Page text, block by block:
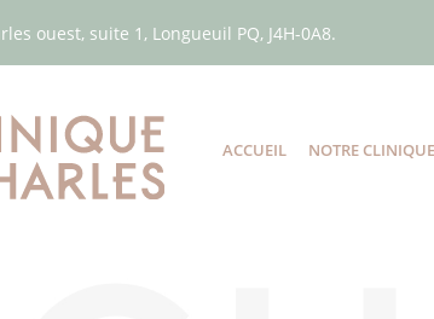
ouest, suite 1, Longueuil PQ, J4H-0A8.
ACCUEIL NOTRE CLINIQUE